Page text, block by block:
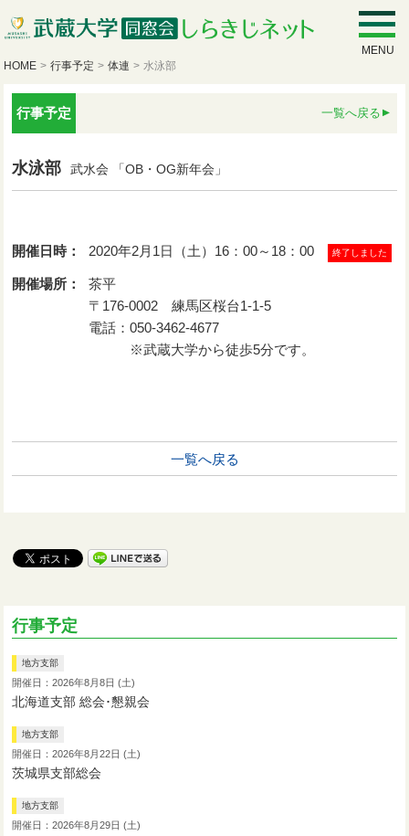
MENU
HOME > 行事予定 > 体連 > 水泳部
行事予定 一覧へ戻る
水泳部 武水会 「OB・OG新年会」
開催日時： 2020年2月1日（土）16：00～18：00 終了しました
開催場所：
茶平
〒176-0002 練馬区桜台1-1-5
電話：050-3462-4677
※武蔵大学から徒歩5分です。
一覧へ戻る
行事予定
地方支部
開催日：2026年8月8日 (土)
北海道支部 総会･懇親会
地方支部
開催日：2026年8月22日 (土)
茨城県支部総会
地方支部
開催日：2026年8月29日 (土)